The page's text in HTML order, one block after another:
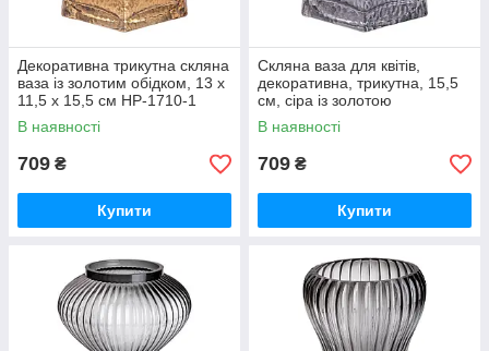
Декоративна трикутна скляна
ваза із золотим обідком, 13 x
11,5 x 15,5 см HP-1710-1
В наявності
709 ₴
Купити
Скляна ваза для квітів,
декоративна, трикутна, 15,5
см, сіра із золотою
окантовкою HP-1711
В наявності
709 ₴
Купити